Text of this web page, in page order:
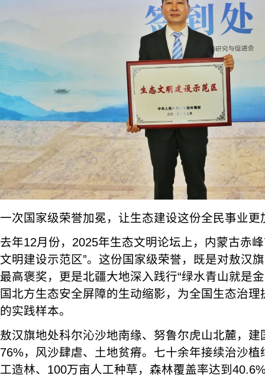
一次国家级荣誉加冕，让生态建设这份全民事业更
去年12月份，2025年生态文明论坛上，内蒙古赤
文明建设示范区”。这份国家级荣誉，既是对敖汉
最高褒奖，更是北疆大地深入践行“绿水青山就是
国北方生态安全屏障的生动缩影，为全国生态治
的实践样本。
敖汉旗地处科尔沁沙地南缘、努鲁尔虎山北麓，
76%，风沙肆虐、土地贫瘠。七十余年接续治沙
工造林、100万亩人工种草，森林覆盖率达到